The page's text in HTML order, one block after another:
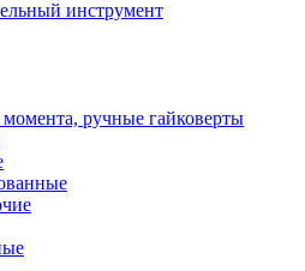
инструмент
ручные гайковерты